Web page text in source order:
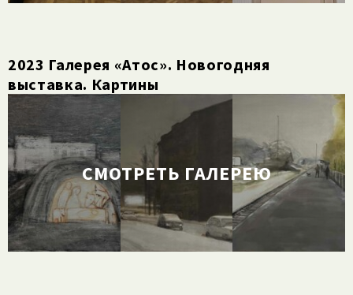
2023 Галерея «Атос». Новогодняя
выставка. Картины
СМОТРЕТЬ ГАЛЕРЕЮ